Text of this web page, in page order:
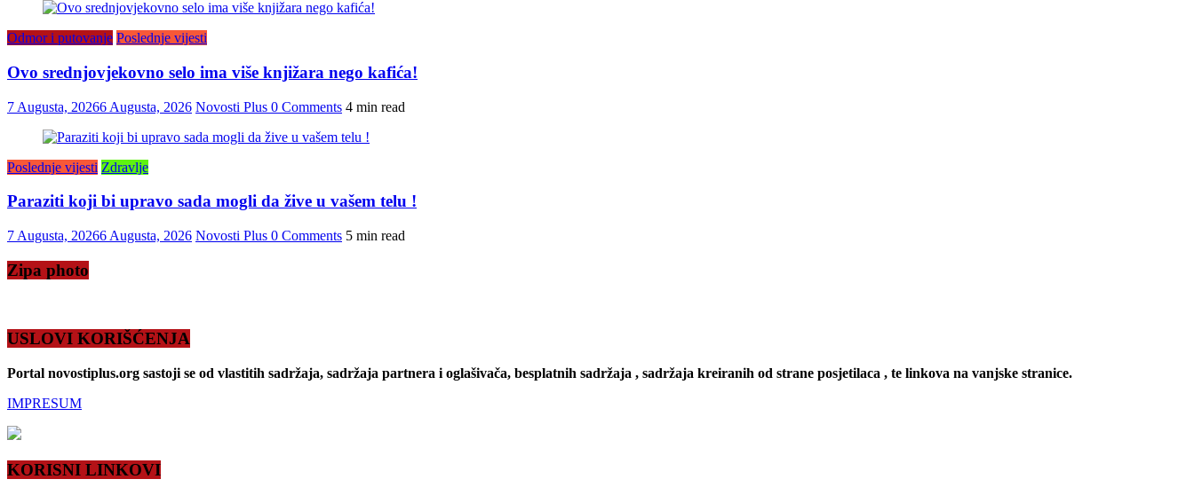
Odmor i putovanje Poslednje vijesti
Ovo srednjovjekovno selo ima više knjižara nego kafića!
7 Augusta, 20266 Augusta, 2026 Novosti Plus 0 Comments 4 min read
Poslednje vijesti Zdravlje
Paraziti koji bi upravo sada mogli da žive u vašem telu !
7 Augusta, 20266 Augusta, 2026 Novosti Plus 0 Comments 5 min read
Zipa photo
USLOVI KORIŠĆENJA
Portal novostiplus.org sastoji se od vlastitih sadržaja, sadržaja partnera i oglašivača, besplatnih sadržaja , sadržaja kreiranih od strane posjetilaca , te linkova na vanjske stranice.
IMPRESUM
KORISNI LINKOVI